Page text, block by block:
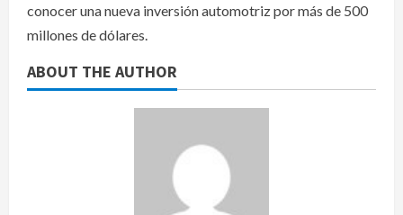
conocer una nueva inversión automotriz por más de 500
millones de dólares.
ABOUT THE AUTHOR